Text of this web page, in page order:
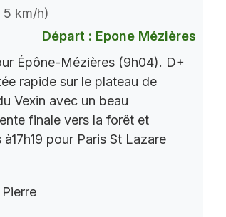
km/h)
Départ : Epone Mézières
Épône-Mézières (9h04). D+
rapide sur le plateau de
Vexin avec un beau
finale vers la forêt et
pour Paris St Lazare